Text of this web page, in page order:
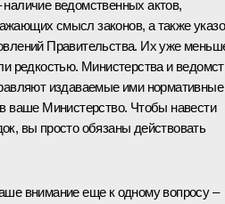
ведомственных актов,
смысл законов, а также
Правительства. Их уже
редкостью. Министерства и
издаваемые ими нормативные
ваше Министерство. Чтобы навести
вы просто обязаны действовать
внимание еще к одному вопросу –